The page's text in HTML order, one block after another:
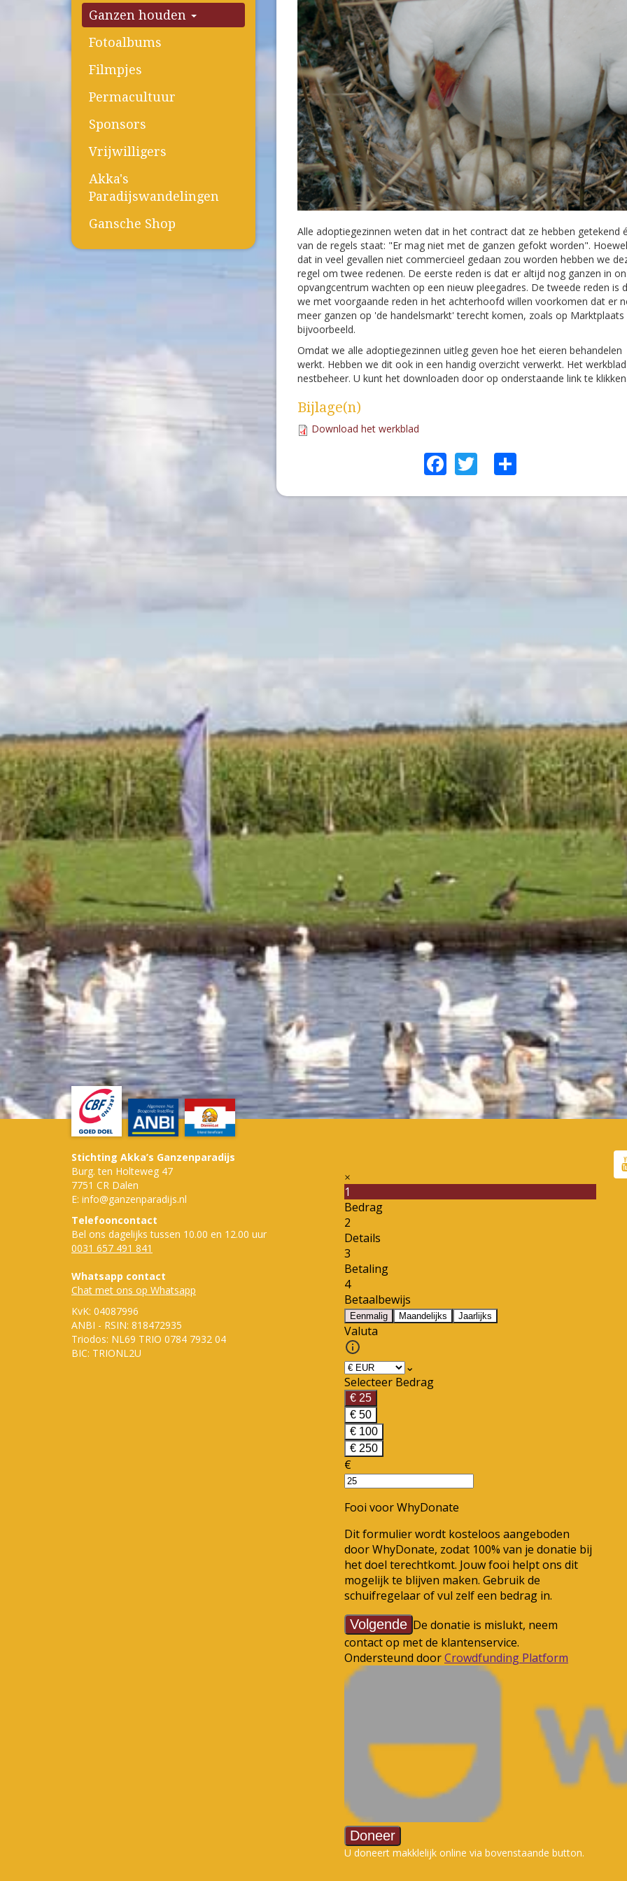
Ganzen houden
Fotoalbums
Filmpjes
Permacultuur
Sponsors
Vrijwilligers
Akka's
Paradijswandelingen
Gansche Shop
Alle adoptiegezinnen weten dat in het contract dat ze hebben getekend
van de regels staat: "Er mag niet met de ganzen gefokt worden". Hoewel
dat in veel gevallen niet commercieel gedaan zou worden hebben we
regel om twee redenen. De eerste reden is dat er altijd nog ganzen in
opvangcentrum wachten op een nieuw pleegadres. De tweede reden is
we met voorgaande reden in het achterhoofd willen voorkomen dat er
meer ganzen op 'de handelsmarkt' terecht komen, zoals op Marktplaats
bijvoorbeeld.
Omdat we alle adoptiegezinnen uitleg geven hoe het eieren behandelen
werkt. Hebben we dit ook in een handig overzicht verwerkt. Het werkblad
nestbeheer. U kunt het downloaden door op onderstaande link te
Bijlage(n)
Download het werkblad
Facebook
Twitter
Stichting Akka’s Ganzenparadijs
Burg. ten Holteweg 47
7751 CR Dalen
E: info@ganzenparadijs.nl
Telefooncontact
Bel ons dagelijks tussen 10.00 en 12.00 uur
0031 657 491 841
Whatsapp contact
Chat met ons op Whatsapp
KvK: 04087996
ANBI - RSIN: 818472935
Triodos: NL69 TRIO 0784 7932 04
BIC: TRIONL2U
U doneert makklelijk online via bovenstaande button.